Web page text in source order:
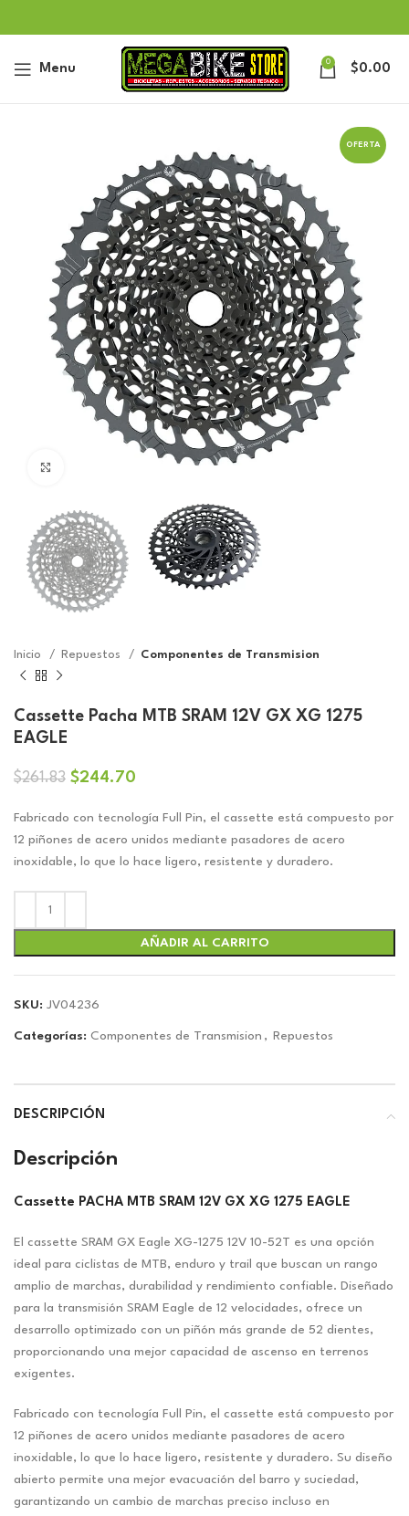
Menu 0 $0.00
OFERTA
Inicio Repuestos Componentes de Transmision
Cassette Pacha MTB SRAM 12V GX XG 1275
EAGLE
$261.83 El
original
era:
$261.83.
$244.70
actual
es:
$244.70.
Fabricado con tecnología Full Pin, el cassette está compuesto por
12 piñones de acero unidos mediante pasadores de acero
inoxidable, lo que lo hace ligero, resistente y duradero.
AÑADIR AL CARRITO
SKU: JV04236
Categorías: Componentes de Transmision , Repuestos
DESCRIPCIÓN
Descripción
Cassette PACHA MTB SRAM 12V GX XG 1275 EAGLE
El cassette SRAM GX Eagle XG-1275 12V 10-52T es una opción
ideal para ciclistas de MTB, enduro y trail que buscan un rango
amplio de marchas, durabilidad y rendimiento confiable. Diseñado
para la transmisión SRAM Eagle de 12 velocidades, ofrece un
desarrollo optimizado con un piñón más grande de 52 dientes,
proporcionando una mejor capacidad de ascenso en terrenos
exigentes.
Fabricado con tecnología Full Pin, el cassette está compuesto por
12 piñones de acero unidos mediante pasadores de acero
inoxidable, lo que lo hace ligero, resistente y duradero. Su diseño
abierto permite una mejor evacuación del barro y suciedad,
garantizando un cambio de marchas preciso incluso en